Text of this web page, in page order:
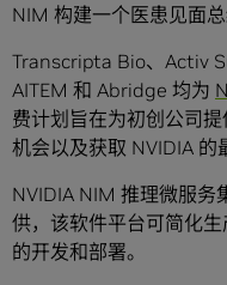
NIM 构建一个医患见面总
Transcripta Bio、Activ
AITEM 和 Abridge 均为
费计划旨在为初创公司
机会以及获取 NVIDIA 的
NVIDIA NIM 推理微服务
供，该软件平台可简化
的开发和部署。